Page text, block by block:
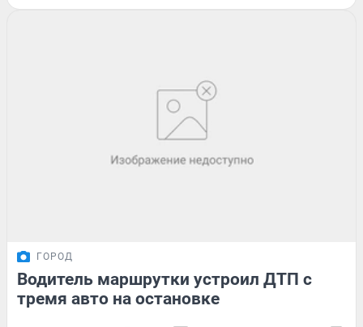
ГОРОД
Водитель маршрутки устроил ДТП с
тремя авто на остановке